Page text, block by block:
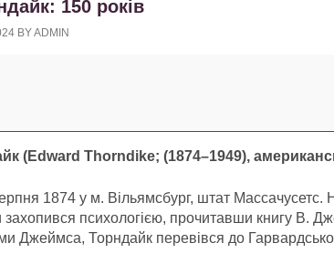
150 років
BYADMIN
(Edward Thorndike; (1874–1949),
1874 у м. Вільямсбург, штат Массачусетс.
захопився психологією, прочитавши книгу В.
Джеймса, Торндайк перевівся до